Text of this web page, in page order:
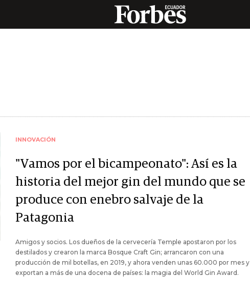
INNOVACIÓN
"Vamos por el bicampeonato": Así es la
historia del mejor gin del mundo que se
produce con enebro salvaje de la
Patagonia
Amigos y socios. Los dueños de la cervecería Temple apostaron por los
destilados y crearon la marca Bosque Craft Gin; arrancaron con una
producción de mil botellas, en 2019, y ahora venden unas 60.000 por mes y
exportan a más de una docena de países: la magia del World Gin Award.